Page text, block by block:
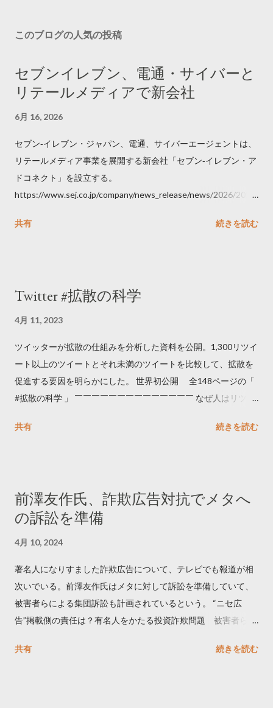
このブログの人気の投稿
セブンイレブン、電通・サイバーと
リテールメディアで新会社
6月 16, 2026
セブン‐イレブン・ジャパン、電通、サイバーエージェントは、
リテールメディア事業を展開する新会社「セブン‐イレブン・ア
ドコネクト」を設立する。
https://www.sej.co.jp/company/news_release/news/2026/2026
共有
続きを読む
Twitter #拡散の科学
4月 11, 2023
ツイッターが拡散の仕組みを分析した資料を公開。1,300リツイ
ート以上のツイートとそれ未満のツイートを比較して、拡散を
促進する要因を明らかにした。 世界初公開 全148ページの「
#拡散の科学 」 ￣￣￣￣￣￣￣￣￣￣￣￣￣￣ なぜ人はリツイ
学しました。 ー バズの目安は1300リツイート ー 人は16の熱量
トするのか？ https://marketing.twitter.com/ja/insights/kakusan
共有 続きを読む
前澤友作氏、詐欺広告対抗でメタへ
の訴訟を準備
4月 10, 2024
著名人になりすました詐欺広告について、テレビでも報道が相
次いでいる。前澤友作氏はメタに対して訴訟を準備していて、
被害者らによる集団訴訟も計画されているという。 “ニセ広
告”掲載側の責任は？有名人をかたる投資詐欺問題 被害者らが
https://newsdig.tbs.co.jp/articles/-/1091835 なぜなくならな
共有 続きを読む